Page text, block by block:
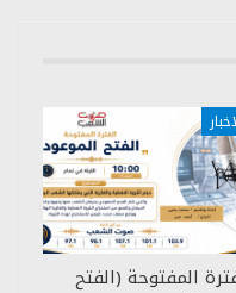
المفتوحة (الفتح